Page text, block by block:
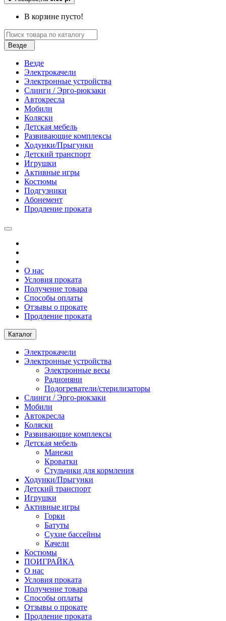
В корзине пусто!
Везде
Везде
Электрокачели
Электронные устройства
Слинги / Эрго-рюкзаки
Автокресла
Мобили
Коляски
Детская мебель
Развивающие комплексы
Ходунки/Прыгунки
Детский транспорт
Игрушки
Активные игры
Костюмы
Подгузники
Абонемент
Продление проката
О нас
Условия проката
Получение товара
Способы оплаты
Отзывы о прокате
Продление проката
Каталог
Электрокачели
Электронные устройства
Электронные весы
Радионяни
Подогреватели/стерилизаторы
Слинги / Эрго-рюкзаки
Мобили
Автокресла
Коляски
Развивающие комплексы
Детская мебель
Манежи
Кроватки
Стульчики для кормления
Ходунки/Прыгунки
Детский транспорт
Игрушки
Активные игры
Горки
Батуты
Сухие бассейны
Качели
Костюмы
ПОИГРАЙКА
О нас
Условия проката
Получение товара
Способы оплаты
Отзывы о прокате
Продление проката